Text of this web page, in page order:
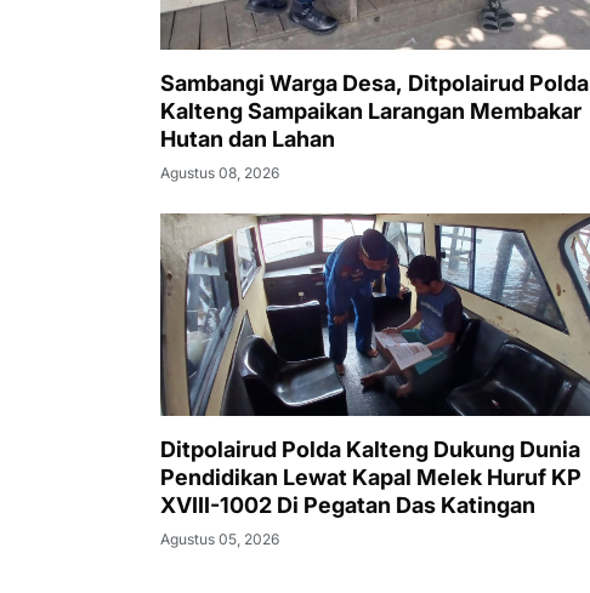
Sambangi Warga Desa, Ditpolairud Polda
Kalteng Sampaikan Larangan Membakar
Hutan dan Lahan
Agustus 08, 2026
Ditpolairud Polda Kalteng Dukung Dunia
Pendidikan Lewat Kapal Melek Huruf KP
XVIII-1002 Di Pegatan Das Katingan
Agustus 05, 2026